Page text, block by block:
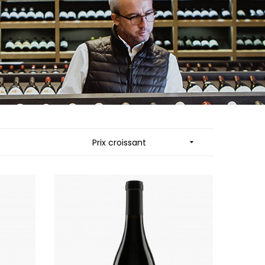
JB
ET FILS
ROLAND
MUGNERET-GIBOURG
MUGNIER JACQUES-FREDERIC
MUZARD LUCIEN
N
NAUDIN-FERRAND
NICOLAS
NOELLAT GEORGES
NOELLAT MICHEL
NOURRISSAT
PACALET PHILIPPE
PAQUET AGNES
PATAILLE LAURENT
PATAILLE SYLVAIN
PATTES-LOUP - THOMAS PICO
PERNOT ALVINA
PERNOT PAUL
PERROT-MINOT
Prix croissant 